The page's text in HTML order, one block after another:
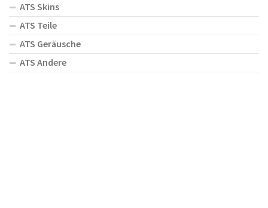
ATS Skins
ATS Teile
ATS Geräusche
ATS Andere